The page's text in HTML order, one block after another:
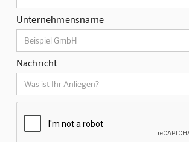
Unternehmensname
Nachricht